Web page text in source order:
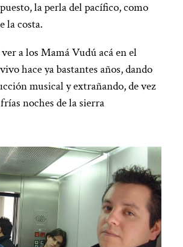
la perla del pacífico, como
la costa.
a los Mamá Vudú acá en el
hace ya bastantes años, dando
musical y extrañando, de vez
noches de la sierra